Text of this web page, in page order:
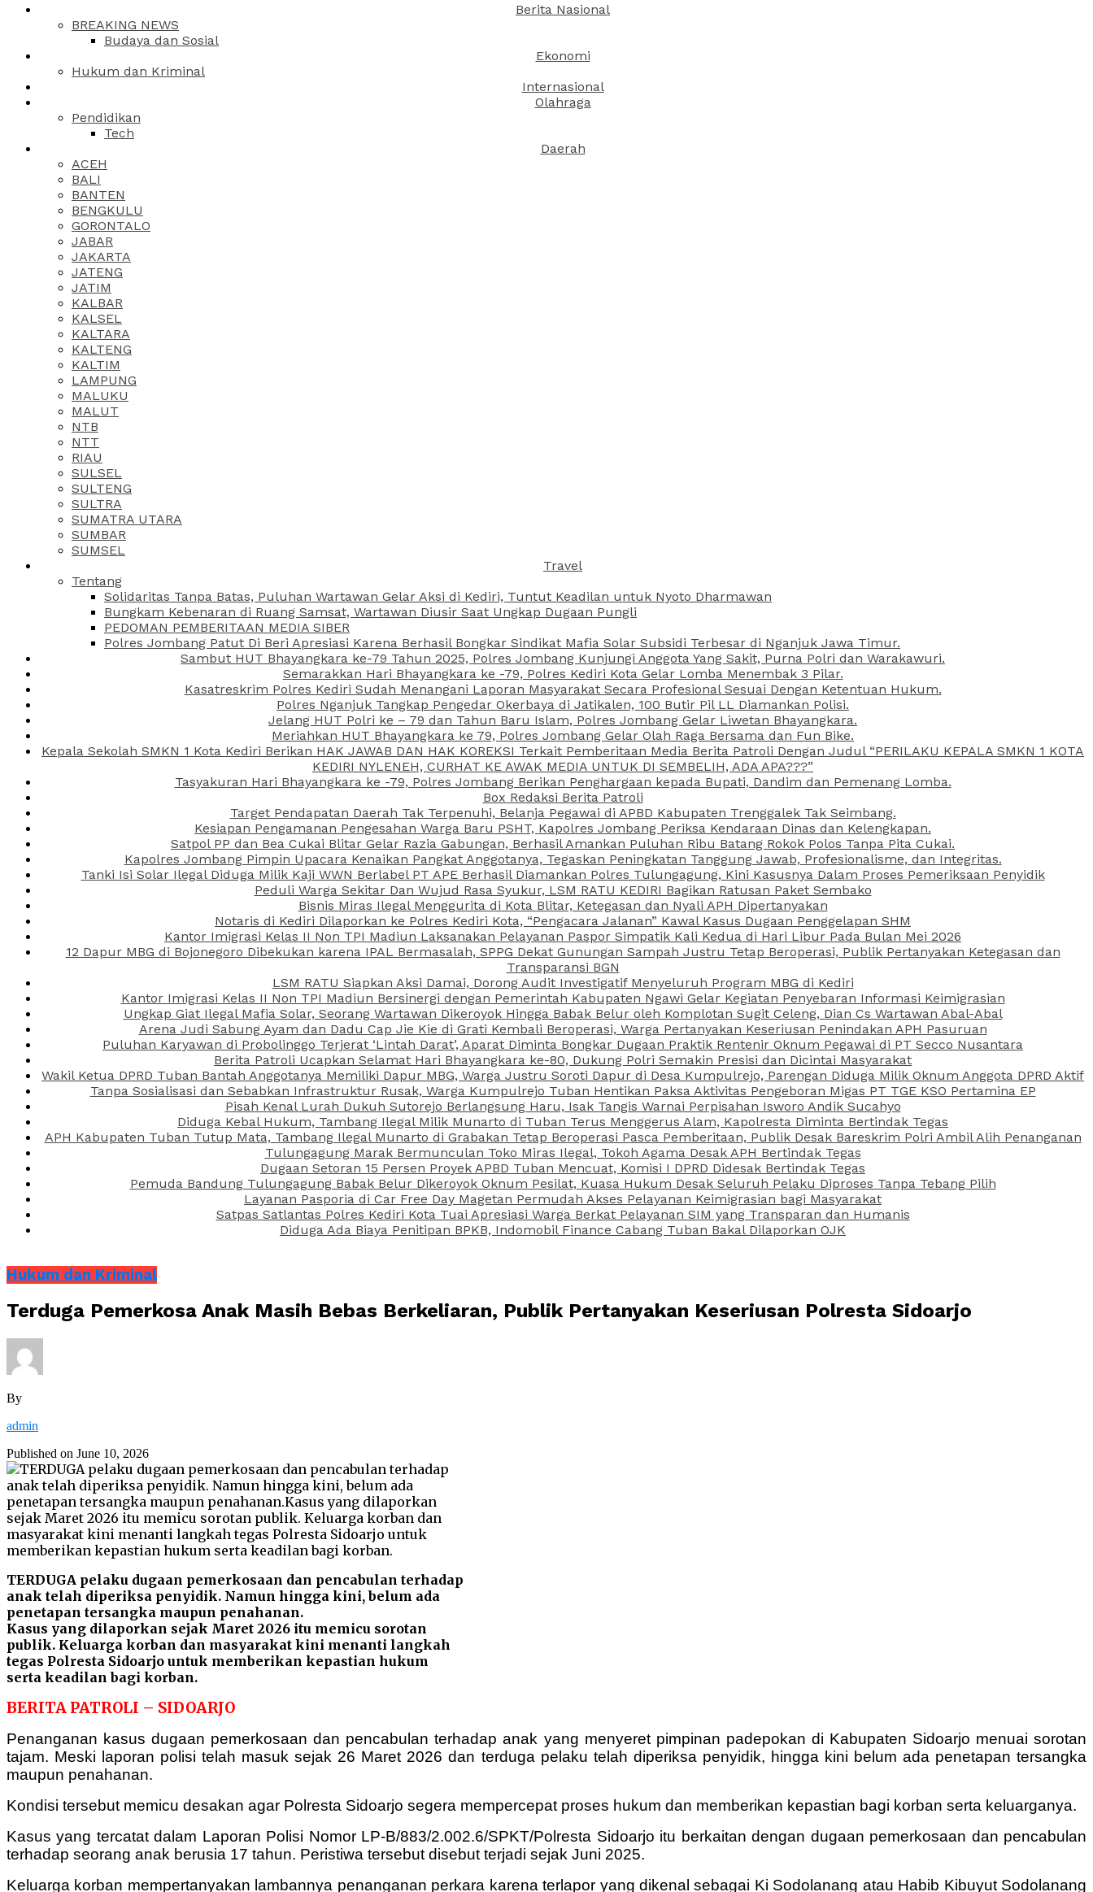
Berita Nasional
BREAKING NEWS
Budaya dan Sosial
Ekonomi
Hukum dan Kriminal
Internasional
Olahraga
Pendidikan
Tech
Daerah
ACEH
BALI
BANTEN
BENGKULU
GORONTALO
JABAR
JAKARTA
JATENG
JATIM
KALBAR
KALSEL
KALTARA
KALTENG
KALTIM
LAMPUNG
MALUKU
MALUT
NTB
NTT
RIAU
SULSEL
SULTENG
SULTRA
SUMATRA UTARA
SUMBAR
SUMSEL
Travel
Tentang
Solidaritas Tanpa Batas, Puluhan Wartawan Gelar Aksi di Kediri, Tuntut Keadilan untuk Nyoto Dharmawan
Bungkam Kebenaran di Ruang Samsat, Wartawan Diusir Saat Ungkap Dugaan Pungli
PEDOMAN PEMBERITAAN MEDIA SIBER
Polres Jombang Patut Di Beri Apresiasi Karena Berhasil Bongkar Sindikat Mafia Solar Subsidi Terbesar di Nganjuk Jawa Timur.
Sambut HUT Bhayangkara ke-79 Tahun 2025, Polres Jombang Kunjungi Anggota Yang Sakit, Purna Polri dan Warakawuri.
Semarakkan Hari Bhayangkara ke -79, Polres Kediri Kota Gelar Lomba Menembak 3 Pilar.
Kasatreskrim Polres Kediri Sudah Menangani Laporan Masyarakat Secara Profesional Sesuai Dengan Ketentuan Hukum.
Polres Nganjuk Tangkap Pengedar Okerbaya di Jatikalen, 100 Butir Pil LL Diamankan Polisi.
Jelang HUT Polri ke – 79 dan Tahun Baru Islam, Polres Jombang Gelar Liwetan Bhayangkara.
Meriahkan HUT Bhayangkara ke 79, Polres Jombang Gelar Olah Raga Bersama dan Fun Bike.
Kepala Sekolah SMKN 1 Kota Kediri Berikan HAK JAWAB DAN HAK KOREKSI Terkait Pemberitaan Media Berita Patroli Dengan Judul “PERILAKU KEPALA SMKN 1 KOTA
KEDIRI NYLENEH, CURHAT KE AWAK MEDIA UNTUK DI SEMBELIH, ADA APA???”
Tasyakuran Hari Bhayangkara ke -79, Polres Jombang Berikan Penghargaan kepada Bupati, Dandim dan Pemenang Lomba.
Box Redaksi Berita Patroli
Target Pendapatan Daerah Tak Terpenuhi, Belanja Pegawai di APBD Kabupaten Trenggalek Tak Seimbang.
Kesiapan Pengamanan Pengesahan Warga Baru PSHT, Kapolres Jombang Periksa Kendaraan Dinas dan Kelengkapan.
Satpol PP dan Bea Cukai Blitar Gelar Razia Gabungan, Berhasil Amankan Puluhan Ribu Batang Rokok Polos Tanpa Pita Cukai.
Kapolres Jombang Pimpin Upacara Kenaikan Pangkat Anggotanya, Tegaskan Peningkatan Tanggung Jawab, Profesionalisme, dan Integritas.
Tanki Isi Solar Ilegal Diduga Milik Kaji WWN Berlabel PT APE Berhasil Diamankan Polres Tulungagung, Kini Kasusnya Dalam Proses Pemeriksaan Penyidik
Peduli Warga Sekitar Dan Wujud Rasa Syukur, LSM RATU KEDIRI Bagikan Ratusan Paket Sembako
Bisnis Miras Ilegal Menggurita di Kota Blitar, Ketegasan dan Nyali APH Dipertanyakan
Notaris di Kediri Dilaporkan ke Polres Kediri Kota, “Pengacara Jalanan” Kawal Kasus Dugaan Penggelapan SHM
Kantor Imigrasi Kelas II Non TPI Madiun Laksanakan Pelayanan Paspor Simpatik Kali Kedua di Hari Libur Pada Bulan Mei 2026
12 Dapur MBG di Bojonegoro Dibekukan karena IPAL Bermasalah, SPPG Dekat Gunungan Sampah Justru Tetap Beroperasi, Publik Pertanyakan Ketegasan dan
Transparansi BGN
LSM RATU Siapkan Aksi Damai, Dorong Audit Investigatif Menyeluruh Program MBG di Kediri
Kantor Imigrasi Kelas II Non TPI Madiun Bersinergi dengan Pemerintah Kabupaten Ngawi Gelar Kegiatan Penyebaran Informasi Keimigrasian
Ungkap Giat Ilegal Mafia Solar, Seorang Wartawan Dikeroyok Hingga Babak Belur oleh Komplotan Sugit Celeng, Dian Cs Wartawan Abal-Abal
Arena Judi Sabung Ayam dan Dadu Cap Jie Kie di Grati Kembali Beroperasi, Warga Pertanyakan Keseriusan Penindakan APH Pasuruan
Puluhan Karyawan di Probolinggo Terjerat ‘Lintah Darat’, Aparat Diminta Bongkar Dugaan Praktik Rentenir Oknum Pegawai di PT Secco Nusantara
Berita Patroli Ucapkan Selamat Hari Bhayangkara ke-80, Dukung Polri Semakin Presisi dan Dicintai Masyarakat
Wakil Ketua DPRD Tuban Bantah Anggotanya Memiliki Dapur MBG, Warga Justru Soroti Dapur di Desa Kumpulrejo, Parengan Diduga Milik Oknum Anggota DPRD Aktif
Tanpa Sosialisasi dan Sebabkan Infrastruktur Rusak, Warga Kumpulrejo Tuban Hentikan Paksa Aktivitas Pengeboran Migas PT TGE KSO Pertamina EP
Pisah Kenal Lurah Dukuh Sutorejo Berlangsung Haru, Isak Tangis Warnai Perpisahan Isworo Andik Sucahyo
Diduga Kebal Hukum, Tambang Ilegal Milik Munarto di Tuban Terus Menggerus Alam, Kapolresta Diminta Bertindak Tegas
APH Kabupaten Tuban Tutup Mata, Tambang Ilegal Munarto di Grabakan Tetap Beroperasi Pasca Pemberitaan, Publik Desak Bareskrim Polri Ambil Alih Penanganan
Tulungagung Marak Bermunculan Toko Miras Ilegal, Tokoh Agama Desak APH Bertindak Tegas
Dugaan Setoran 15 Persen Proyek APBD Tuban Mencuat, Komisi I DPRD Didesak Bertindak Tegas
Pemuda Bandung Tulungagung Babak Belur Dikeroyok Oknum Pesilat, Kuasa Hukum Desak Seluruh Pelaku Diproses Tanpa Tebang Pilih
Layanan Pasporia di Car Free Day Magetan Permudah Akses Pelayanan Keimigrasian bagi Masyarakat
Satpas Satlantas Polres Kediri Kota Tuai Apresiasi Warga Berkat Pelayanan SIM yang Transparan dan Humanis
Diduga Ada Biaya Penitipan BPKB, Indomobil Finance Cabang Tuban Bakal Dilaporkan OJK
Hukum dan Kriminal
Terduga Pemerkosa Anak Masih Bebas Berkeliaran, Publik Pertanyakan Keseriusan Polresta Sidoarjo
By
admin
Published on June 10, 2026
TERDUGA pelaku dugaan pemerkosaan dan pencabulan terhadap
anak telah diperiksa penyidik. Namun hingga kini, belum ada
penetapan tersangka maupun penahanan.
Kasus yang dilaporkan sejak Maret 2026 itu memicu sorotan
publik. Keluarga korban dan masyarakat kini menanti langkah
tegas Polresta Sidoarjo untuk memberikan kepastian hukum
serta keadilan bagi korban.
BERITA PATROLI – SIDOARJO
Penanganan kasus dugaan pemerkosaan dan pencabulan terhadap anak yang menyeret pimpinan padepokan di Kabupaten Sidoarjo menuai sorotan
tajam. Meski laporan polisi telah masuk sejak 26 Maret 2026 dan terduga pelaku telah diperiksa penyidik, hingga kini belum ada penetapan tersangka
maupun penahanan.
Kondisi tersebut memicu desakan agar Polresta Sidoarjo segera mempercepat proses hukum dan memberikan kepastian bagi korban serta keluarganya.
Kasus yang tercatat dalam Laporan Polisi Nomor LP-B/883/2.002.6/SPKT/Polresta Sidoarjo itu berkaitan dengan dugaan pemerkosaan dan pencabulan
terhadap seorang anak berusia 17 tahun. Peristiwa tersebut disebut terjadi sejak Juni 2025.
Keluarga korban mempertanyakan lambannya penanganan perkara karena terlapor yang dikenal sebagai Ki Sodolanang atau Habib Kibuyut Sodolanang